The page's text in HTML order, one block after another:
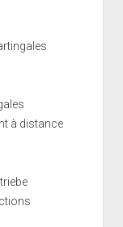
à distance